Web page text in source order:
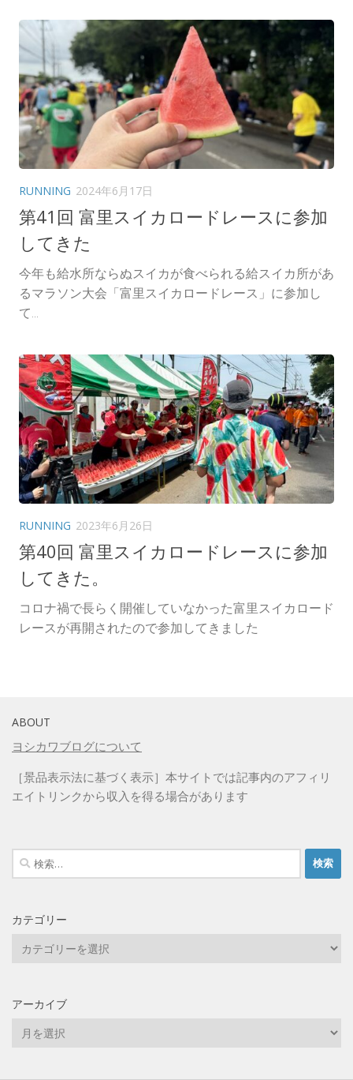
RUNNING 2024年6月17日
第41回 富里スイカロードレースに参加
してきた
今年も給水所ならぬスイカが食べられる給スイカ所があ
るマラソン大会「富里スイカロードレース」に参加し
て...
RUNNING 2023年6月26日
第40回 富里スイカロードレースに参加
してきた。
コロナ禍で長らく開催していなかった富里スイカロード
レースが再開されたので参加してきました
ABOUT
ヨシカワブログについて
［景品表示法に基づく表示］本サイトでは記事内のアフィリ
エイトリンクから収入を得る場合があります
検
索:
カテゴリー
リ
アーカイブ